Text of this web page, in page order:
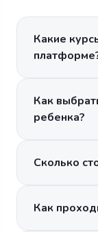
Какие
Как
ребенка?
Сколько
Как